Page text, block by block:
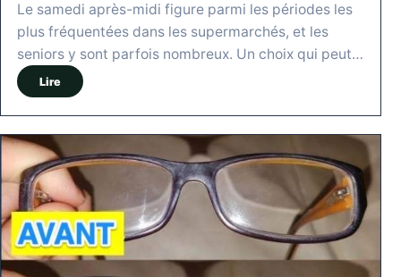
Le samedi après-midi figure parmi les périodes les
plus fréquentées dans les supermarchés, et les
seniors y sont parfois nombreux. Un choix qui peut…
Lire